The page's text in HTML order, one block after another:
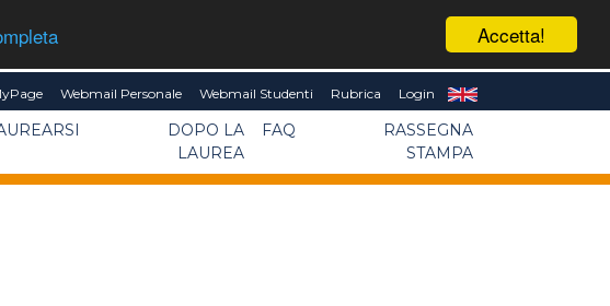
Accetta!
Webmail Personale Webmail Studenti Rubrica Login
DOPO LA
LAUREA
FAQ
RASSEGNA
STAMPA